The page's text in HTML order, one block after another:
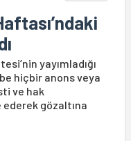
yayımladığı
hiçbir anons veya
ve hak
gözaltına